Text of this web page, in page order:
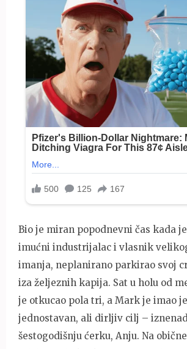
Bio je miran popodnevni čas kada
imućni industrijalac i vlasnik
imanja, neplanirano parkirao svoj
iza željeznih kapija. Sat u holu od
je otkucao pola tri, a Mark je imao
jednostavan, ali dirljiv cilj –
šestogodišnju ćerku, Anju. Na